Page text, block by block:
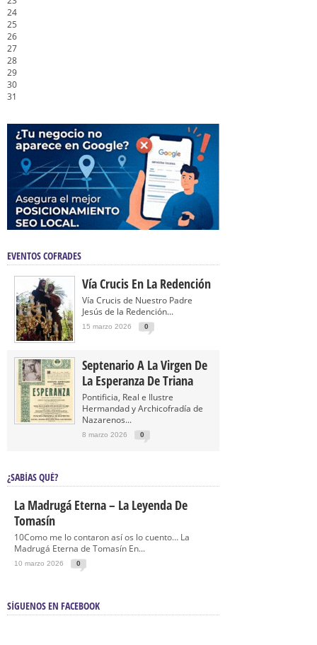
24
25
26
27
28
29
30
31
EVENTOS COFRADES
Vía Crucis En La Redención
Vía Crucis de Nuestro Padre
Jesús de la Redención...
15 marzo 2026 0
Septenario A La Virgen De
La Esperanza De Triana
Pontificia, Real e Ilustre
Hermandad y Archicofradía de
Nazarenos...
8 marzo 2026 0
¿SABÍAS QUÉ?
La Madrugá Eterna – La Leyenda De
Tomasín
10Como me lo contaron así os lo cuento… La
Madrugá Eterna de Tomasín En...
10 marzo 2026 0
SÍGUENOS EN FACEBOOK